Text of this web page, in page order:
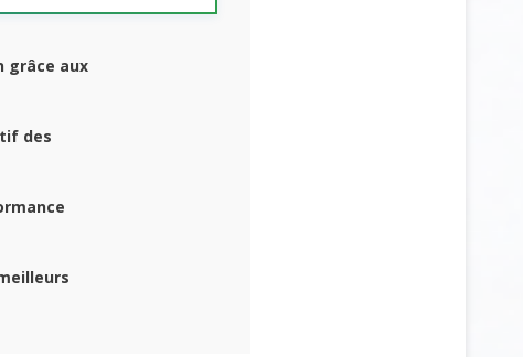
grâce aux
des